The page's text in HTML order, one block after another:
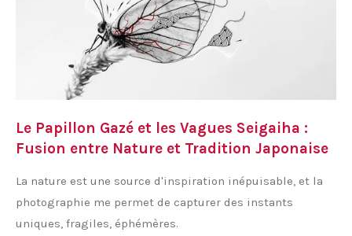
Le Papillon Gazé et les Vagues Seigaiha :
Fusion entre Nature et Tradition Japonaise
La nature est une source d'inspiration inépuisable, et la
photographie me permet de capturer des instants
uniques, fragiles, éphémères.